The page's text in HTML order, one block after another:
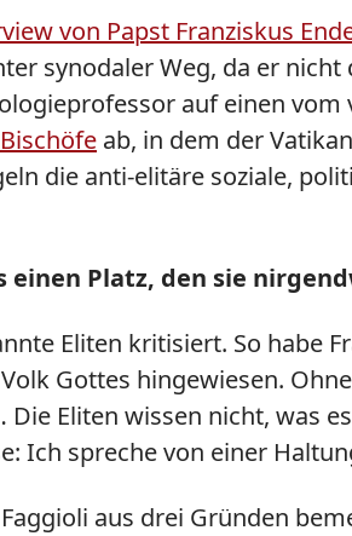
von Papst Franziskus
synodaler Weg, da er
auf einen
ab, in dem der
die anti-elitäre soziale,
Platz, den sie
Eliten kritisiert. So habe
Gottes hingewiesen.
Eliten wissen nicht, was
Ich spreche von einer
aus drei Gründen